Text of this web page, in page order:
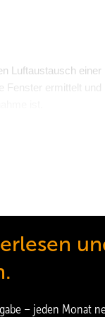
Luftaustausch einer
Fenster ermittelt und
in
durch
– jeden Monat